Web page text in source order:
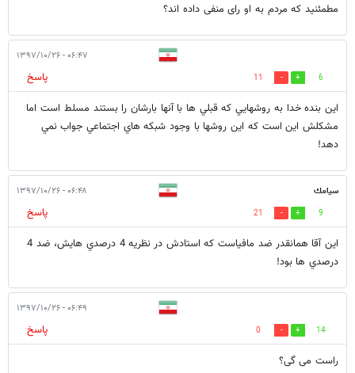
مطمئنید که مردم به او رای منفی داده اند؟
۰۶:۴۷ - ۱۳۹۷/۱۰/۲۶
6
11
پاسخ
اين بنده خدا به روشهايي كه قبلي ها با آنها بارشان را بستند مسلط است اما
مشكلش اين است كه اين روشها با وجود شبكه هاي اجتماعي جواب نمي
دهد!
سيامك ۰۶:۴۸ - ۱۳۹۷/۱۰/۲۶
9
21
پاسخ
اين آقا همانقدر ضد مافياست كه استادش در نظريه 4 درصدي هايش، ضد 4
درصدي ها بود!
۰۶:۴۹ - ۱۳۹۷/۱۰/۲۶
14
0
پاسخ
راست می گی؟